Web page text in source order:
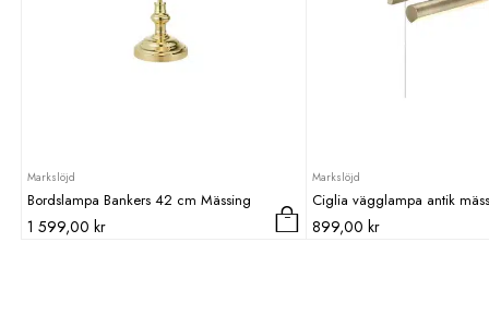
Markslöjd
Bordslampa Bankers 42 cm Mässing
1 599,00 kr
Markslöjd
Ciglia vägglampa antik
899,00 kr